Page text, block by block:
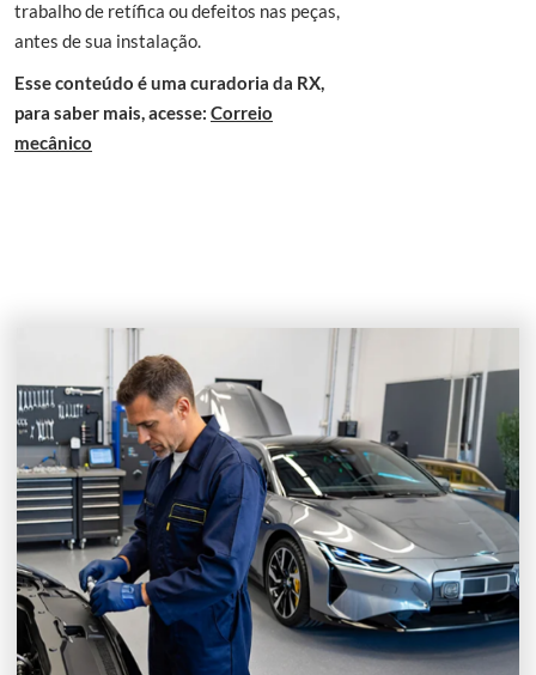
trabalho de retífica ou defeitos nas peças,
antes de sua instalação.
Esse conteúdo é uma curadoria da RX,
para saber mais, acesse: Correio
mecânico